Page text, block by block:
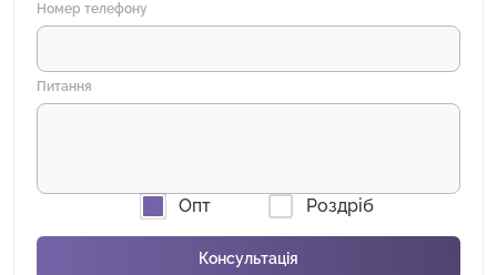
Номер телефону
Питання
Опт Роздріб